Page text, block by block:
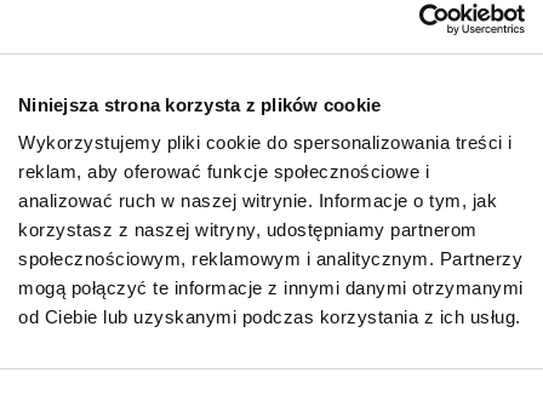
Niniejsza strona korzysta z plików cookie
Wykorzystujemy pliki cookie do spersonalizowania treści i
reklam, aby oferować funkcje społecznościowe i
analizować ruch w naszej witrynie. Informacje o tym, jak
korzystasz z naszej witryny, udostępniamy partnerom
społecznościowym, reklamowym i analitycznym. Partnerzy
mogą połączyć te informacje z innymi danymi otrzymanymi
od Ciebie lub uzyskanymi podczas korzystania z ich usług.
Wynajem
Kontakt
Oferty pracy
Polityka prywatności
GODZINY OTWARCIA